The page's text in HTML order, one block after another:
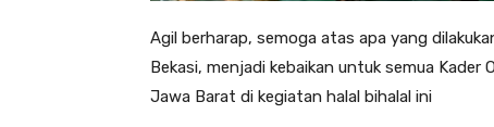
Agil berharap, semoga atas apa yang
Bekasi, menjadi kebaikan untuk semua Kader
Jawa Barat di kegiatan halal bihalal ini